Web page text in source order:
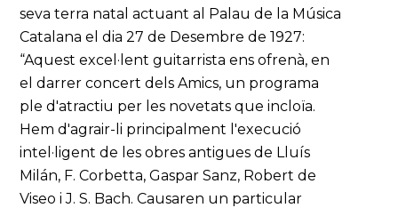
seva terra natal actuant al Palau de la Música
Catalana el dia 27 de Desembre de 1927:
“Aquest excel·lent guitarrista ens ofrenà, en
el darrer concert dels Amics, un programa
ple d'atractiu per les novetats que incloïa.
Hem d'agrair-li principalment l'execució
intel·ligent de les obres antigues de Lluís
Milán, F. Corbetta, Gaspar Sanz, Robert de
Viseo i J. S. Bach. Causaren un particular